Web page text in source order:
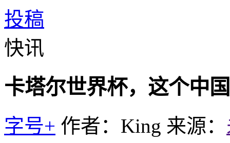
投稿
快讯
卡塔尔世界杯，这个中
字号+ 作者：King 来源：